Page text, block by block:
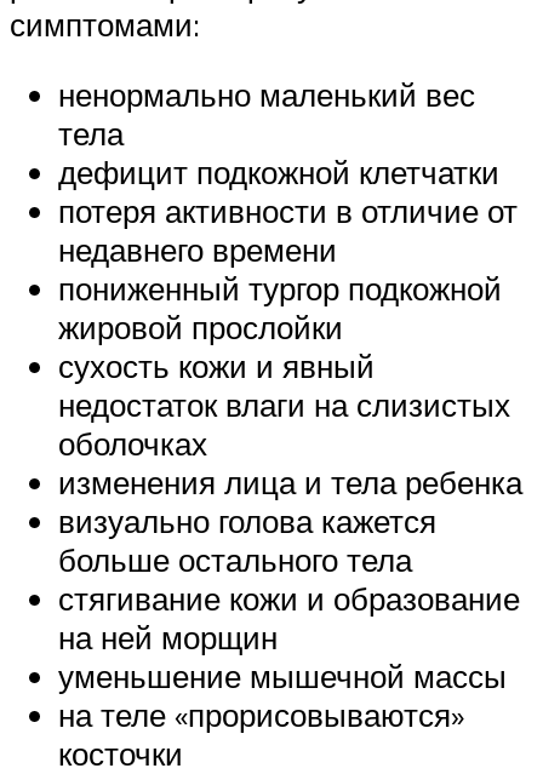
симптомами:
ненормально маленький вес
тела
дефицит подкожной клетчатки
потеря активности в отличие от
недавнего времени
пониженный тургор подкожной
жировой прослойки
сухость кожи и явный
недостаток влаги на слизистых
оболочках
изменения лица и тела ребенка
визуально голова кажется
больше остального тела
стягивание кожи и образование
на ней морщин
уменьшение мышечной массы
на теле «прорисовываются»
косточки